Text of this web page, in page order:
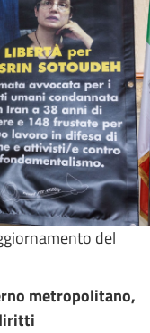
del
metropolitano,